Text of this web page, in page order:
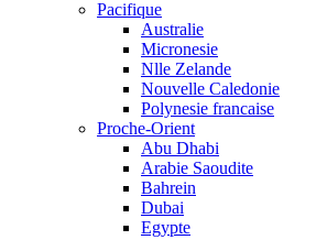
Pacifique
Australie
Micronesie
Nlle Zelande
Nouvelle Caledonie
Polynesie francaise
Proche-Orient
Abu Dhabi
Arabie Saoudite
Bahrein
Dubai
Egypte